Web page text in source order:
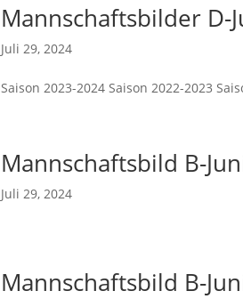
Mannschaftsbilder D-
Juli 29, 2024
Saison 2023-2024 Saison 2022-2023
Mannschaftsbild B-
Juli 29, 2024
Mannschaftsbild B-